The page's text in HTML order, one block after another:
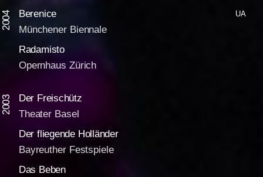
2004 Berenice UA
Münchener Biennale
Radamisto
Opernhaus Zürich
2003
Der Freischütz
Theater Basel
Der fliegende Holländer
Bayreuther Festspiele
Das Beben